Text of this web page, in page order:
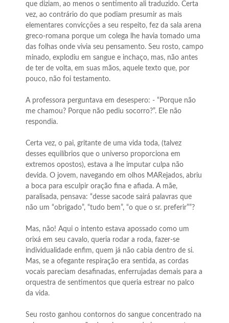
que diziam, ao menos o sentimento ali traduzido. Certa
vez, ao contrário do que podiam presumir as mais
elementares convicções a seu respeito, fez da sala arena
greco-romana porque um colega lhe havia tomado uma
das folhas onde vivia seu pensamento. Seu rosto, campo
minado, explodiu em sangue e inchaço, mas, não antes
de ter de volta, em suas mãos, aquele texto que, por
pouco, não foi testamento.
A professora perguntava em desespero: - “Porque não
me chamou? Porque não pediu socorro?”. Ele não
respondia.
Certa vez, o pai, gritante de uma vida toda, (talvez
desses equilíbrios que o universo proporciona em
extremos opostos), estava a lhe imputar culpa não
devida. O jovem, navegando em olhos MARejados, abriu
a boca para esculpir oração fina e afiada. A mãe,
paralisada, pensava: “desse sacode sairá palavras que
não um “obrigado”, “tudo bem”, “o que o sr. preferir””?
Mas, não! Aqui o intento estava apossado como um
orixá em seu cavalo, queria rodar a roda, fazer-se
individualidade enfim, quem já não cabia dentro de si.
Mas, se a ofegante respiração era sentida, as cordas
vocais pareciam desafinadas, enferrujadas demais para a
orquestra de sentimentos que queria estrear no palco
da vida.
Seu rosto ganhou contornos do sangue concentrado na